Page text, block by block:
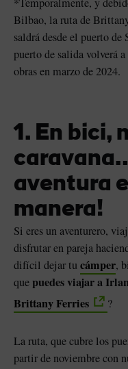
Bilbao, la ruta de
saldrá desde el puerto
puerto de salida volverá
obras en marzo de 2024.
1. En bici,
aventura
manera!
Si eres un aventurero,
disfrutar en pareja
difícil dejar tu cámper,
quepuedes viajar a
Brittany Ferries
?
La ruta, que cubre los
partir de noviembre con